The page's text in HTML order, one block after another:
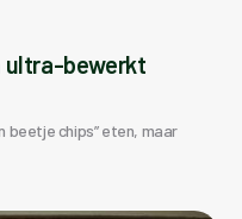
ultra-bewerkt
beetje chips” eten, maar